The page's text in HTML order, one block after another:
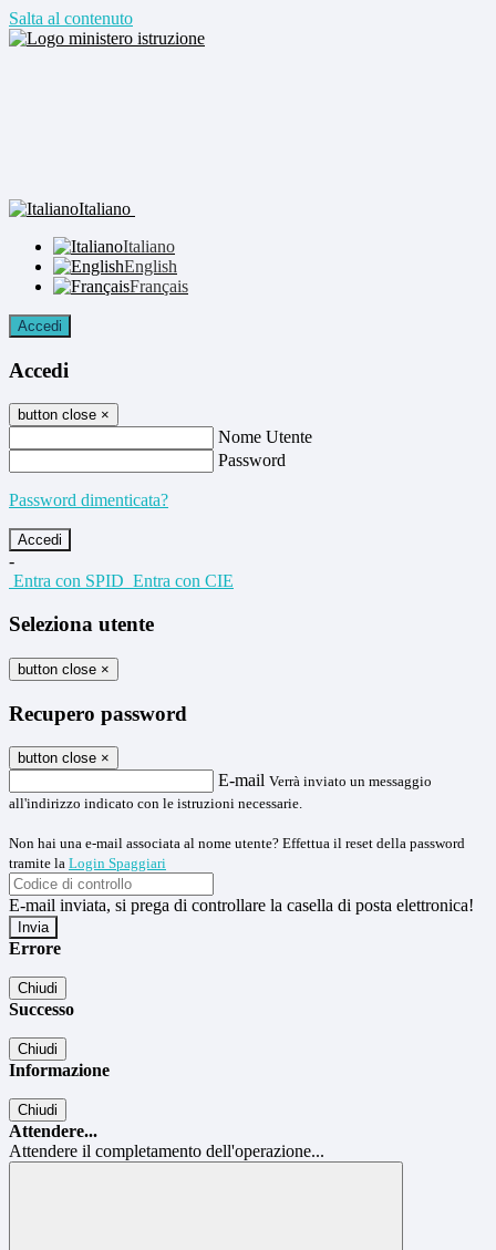
Salta al contenuto
Italiano
Italiano
English
Français
Accedi
Accedi
button close ×
Nome Utente
Password
Password dimenticata?
-
Entra con SPID Entra con CIE
Seleziona utente
button close ×
Recupero password
button close ×
E-mail Verrà inviato un messaggio
all'indirizzo indicato con le istruzioni necessarie.
Non hai una e-mail associata al nome utente? Effettua il reset della password
tramite la Login Spaggiari
E-mail inviata, si prega di controllare la casella di posta elettronica!
Errore
Chiudi
Successo
Chiudi
Informazione
Chiudi
Attendere...
Attendere il completamento dell'operazione...